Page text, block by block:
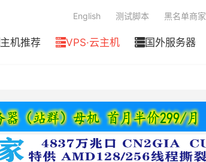
主机推荐 VPS·云主机 国外服务器
English 测试脚本 黑名单商家